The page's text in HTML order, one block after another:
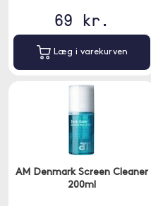
69 kr.
Læg i varekurven
AM Denmark Screen Cleaner
200ml